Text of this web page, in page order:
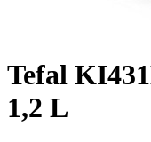
Tefal
1,2 L